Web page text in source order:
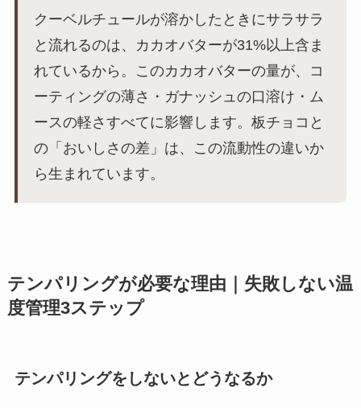
クーベルチュールが溶かしたときにサラサラ
と流れるのは、カカオバターが31%以上含ま
れているから。このカカオバターの量が、コ
ーティングの薄さ・ガナッシュの口溶け・ム
ースの軽さすべてに影響します。板チョコと
の「おいしさの差」は、この流動性の違いか
ら生まれています。
テンパリングが必要な理由｜失敗しない温
度管理3ステップ
テンパリングをしないとどうなるか